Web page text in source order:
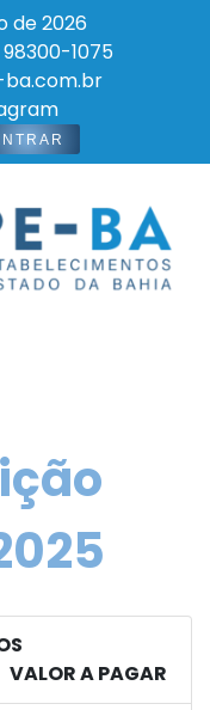
de 2026
98300-1075
VALOR A PAGAR